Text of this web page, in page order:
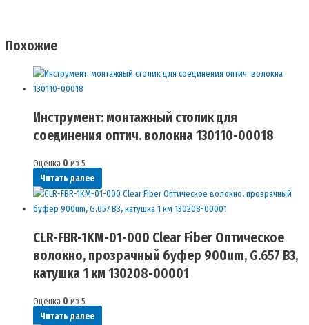
Похожие
Инструмент: монтажный столик для
соединения оптич. волокна 130110-00018
Оценка 0 из 5
Читать далее
CLR-FBR-1KM-01-000 Clear Fiber Оптическое
волокно, прозрачный буфер 900um, G.657 B3,
катушка 1 км 130208-00001
Оценка 0 из 5
Читать далее